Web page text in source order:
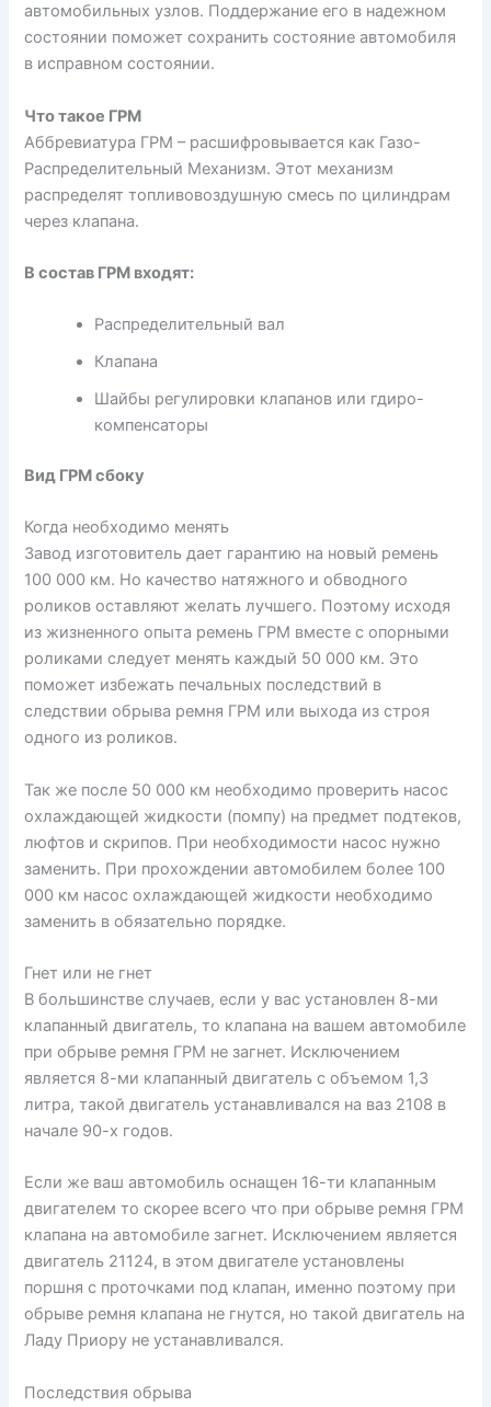
автомобильных узлов. Поддержание его в надежном
состоянии поможет сохранить состояние автомобиля
в исправном состоянии.
Что такое ГРМ
Аббревиатура ГРМ – расшифровывается как Газо-
Распределительный Механизм. Этот механизм
распределят топливовоздушную смесь по цилиндрам
через клапана.
В состав ГРМ входят:
Распределительный вал
Клапана
Шайбы регулировки клапанов или гдиро-
компенсаторы
Вид ГРМ сбоку
Когда необходимо менять
Завод изготовитель дает гарантию на новый ремень
100 000 км. Но качество натяжного и обводного
роликов оставляют желать лучшего. Поэтому исходя
из жизненного опыта ремень ГРМ вместе с опорными
роликами следует менять каждый 50 000 км. Это
поможет избежать печальных последствий в
следствии обрыва ремня ГРМ или выхода из строя
одного из роликов.
Так же после 50 000 км необходимо проверить насос
охлаждающей жидкости (помпу) на предмет подтеков,
люфтов и скрипов. При необходимости насос нужно
заменить. При прохождении автомобилем более 100
000 км насос охлаждающей жидкости необходимо
заменить в обязательно порядке.
Гнет или не гнет
В большинстве случаев, если у вас установлен 8-ми
клапанный двигатель, то клапана на вашем автомобиле
при обрыве ремня ГРМ не загнет. Исключением
является 8-ми клапанный двигатель с объемом 1,3
литра, такой двигатель устанавливался на ваз 2108 в
начале 90-х годов.
Если же ваш автомобиль оснащен 16-ти клапанным
двигателем то скорее всего что при обрыве ремня ГРМ
клапана на автомобиле загнет. Исключением является
двигатель 21124, в этом двигателе установлены
поршня с проточками под клапан, именно поэтому при
обрыве ремня клапана не гнутся, но такой двигатель на
Ладу Приору не устанавливался.
Последствия обрыва